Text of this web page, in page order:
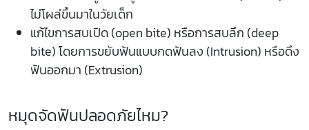
ไม่โผล่ขึ้นมาในวัยเด็ก
แก้ไขการสบเปิด (open bite) หรือการสบลึก (deep
bite) โดยการขยับฟันแบบกดฟันลง (Intrusion) หรือดึง
ฟันออกมา (Extrusion)
หมุดจัดฟันปลอดภัยไหม?